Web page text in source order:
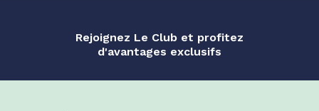
Rejoignez Le Club et profitez
d'avantages exclusifs